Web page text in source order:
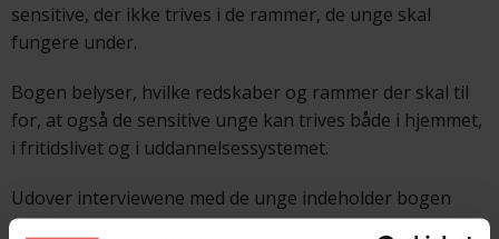
sensitive, der ikke trives i de rammer, de unge skal
fungere under.
Bogen belyser, hvilke redskaber og rammer der skal til
for, at også de sensitive unge kan trives både i hjemmet,
i fritidslivet og i uddannelsessystemet.
Udover interviewene med de unge indeholder bogen
interviews med forældre og forskellige faggrupper